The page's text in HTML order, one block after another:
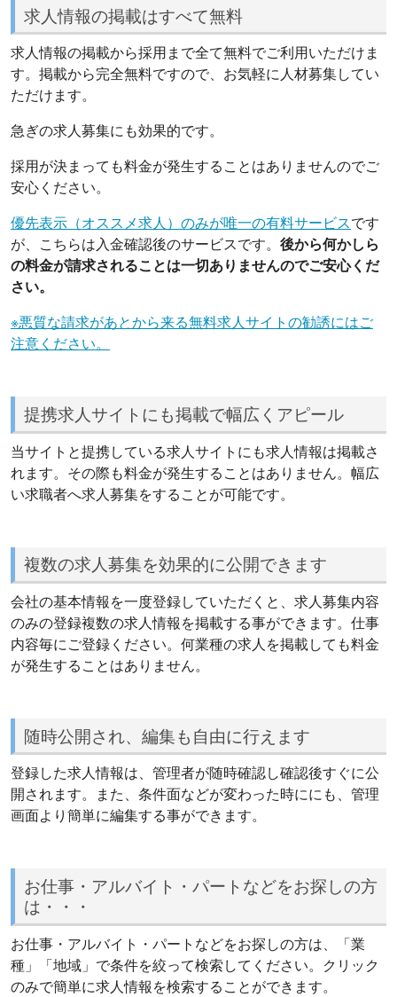
求人情報の掲載はすべて無料
求人情報の掲載から採用まで全て無料でご利用いただけま
す。掲載から完全無料ですので、お気軽に人材募集してい
ただけます。
急ぎの求人募集にも効果的です。
採用が決まっても料金が発生することはありませんのでご
安心ください。
優先表示（オススメ求人）のみが唯一の有料サービスです
が、こちらは入金確認後のサービスです。 後から何かしら
の料金が請求されることは一切ありませんのでご安心くだ
さい。
※悪質な請求があとから来る無料求人サイトの勧誘にはご
注意ください。
提携求人サイトにも掲載で幅広くアピール
当サイトと提携している求人サイトにも求人情報は掲載さ
れます。その際も料金が発生することはありません。幅広
い求職者へ求人募集をすることが可能です。
複数の求人募集を効果的に公開できます
会社の基本情報を一度登録していただくと、求人募集内容
のみの登録複数の求人情報を掲載する事ができます。仕事
内容毎にご登録ください。何業種の求人を掲載しても料金
が発生することはありません。
随時公開され、編集も自由に行えます
登録した求人情報は、管理者が随時確認し確認後すぐに公
開されます。また、条件面などが変わった時ににも、管理
画面より簡単に編集する事ができます。
お仕事・アルバイト・パートなどをお探しの方
は・・・
お仕事・アルバイト・パートなどをお探しの方は、「業
種」「地域」で条件を絞って検索してください。クリック
のみで簡単に求人情報を検索することができます。